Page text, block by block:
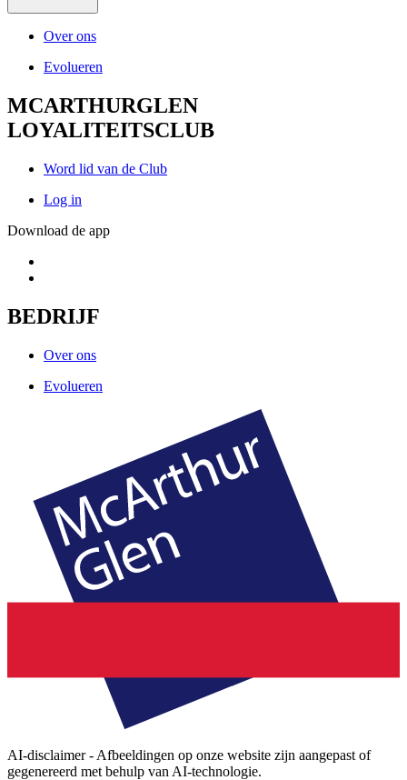
Over ons
Evolueren
MCARTHURGLEN
LOYALITEITSCLUB
Word lid van de Club
Log in
Download de app
BEDRIJF
Over ons
Evolueren
AI-disclaimer - Afbeeldingen op onze website zijn aangepast of
gegenereerd met behulp van AI-technologie.